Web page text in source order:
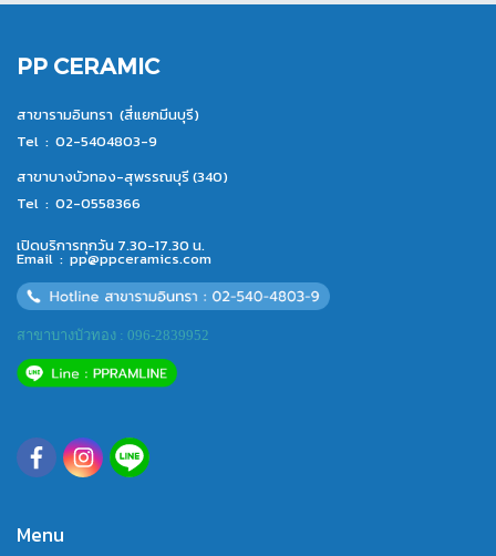
PP CERAMIC
สาขารามอินทรา (สี่แยกมีนบุรี)
Tel : 02-5404803-9
สาขาบางบัวทอง-สุพรรณบุรี (340)
Tel : 02-0558366
เปิดบริการทุกวัน 7.30-17.30 น.
Email : pp@ppceramics.com
สาขาบางบัวทอง : 096-2839952
Menu